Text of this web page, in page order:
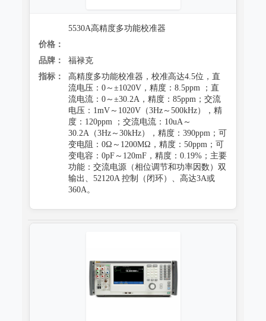
5530A高精度多功能校准器
价格：
品牌：
福禄克
指标：
高精度多功能校准器，校准高达4.5位，直
流电压：0～±1020V，精度：8.5ppm ；直
流电流：0～±30.2A，精度：85ppm；交流
电压：1mV～1020V（3Hz～500kHz），精
度：120ppm ；交流电流：10uA～
30.2A（3Hz～30kHz），精度：390ppm；可
变电阻：0Ω～1200MΩ，精度：50ppm；可
变电容：0pF～120mF，精度：0.19%；主要
功能：交流电源（相位调节和功率因数）双
输出、52120A 控制（闭环）、高达3A或
360A。